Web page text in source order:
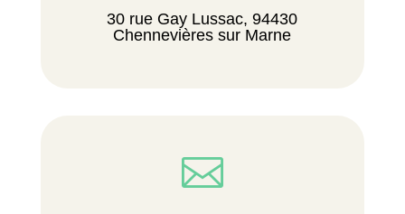
30 rue Gay Lussac, 94430
Chennevières sur Marne
